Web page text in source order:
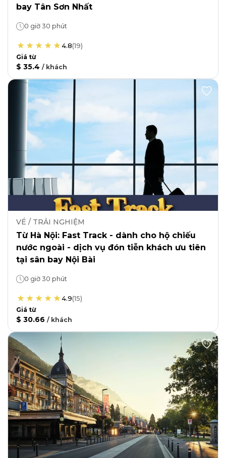
bay Tân Sơn Nhất
0 giờ 30 phút
4.8(19)
Giá từ
$ 35.4 / khách
VÉ / TRẢI NGHIỆM
Từ Hà Nội: Fast Track - dành cho hộ chiếu
nước ngoài - dịch vụ đón tiễn khách ưu tiên
tại sân bay Nội Bài
0 giờ 30 phút
4.9(15)
Giá từ
$ 30.66 / khách